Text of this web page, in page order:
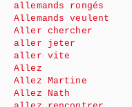
allemands rongés
Allemands veulent
Aller chercher
aller jeter
aller vite
Allez
Allez Martine
Allez Nath